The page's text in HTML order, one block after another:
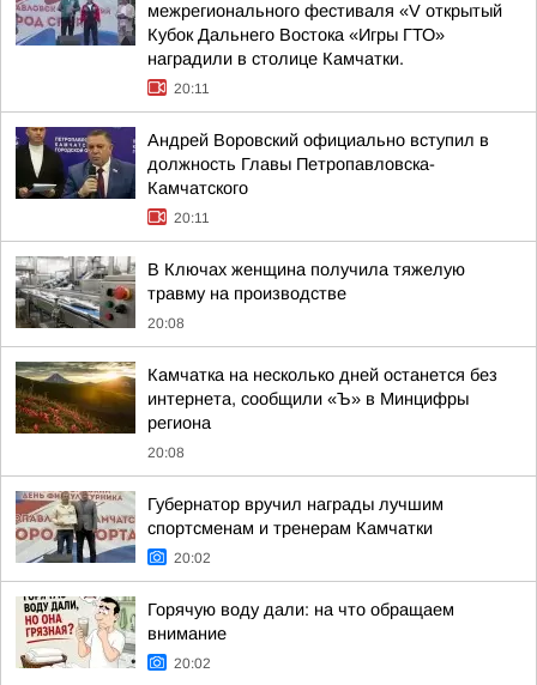
межрегионального фестиваля «V открытый
Кубок Дальнего Востока «Игры ГТО»
наградили в столице Камчатки.
20:11
Андрей Воровский официально вступил в
должность Главы Петропавловска-
Камчатского
20:11
В Ключах женщина получила тяжелую
травму на производстве
20:08
Камчатка на несколько дней останется без
интернета, сообщили «Ъ» в Минцифры
региона
20:08
Губернатор вручил награды лучшим
спортсменам и тренерам Камчатки
20:02
Горячую воду дали: на что обращаем
внимание
20:02